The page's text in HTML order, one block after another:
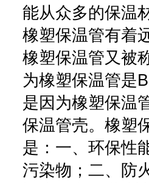
能从众多的保温
橡塑保温管有着
橡塑保温管又被
为橡塑保温管是
是因为橡塑保温
保温管壳。橡塑
是：一、环保性
污染物；二、防